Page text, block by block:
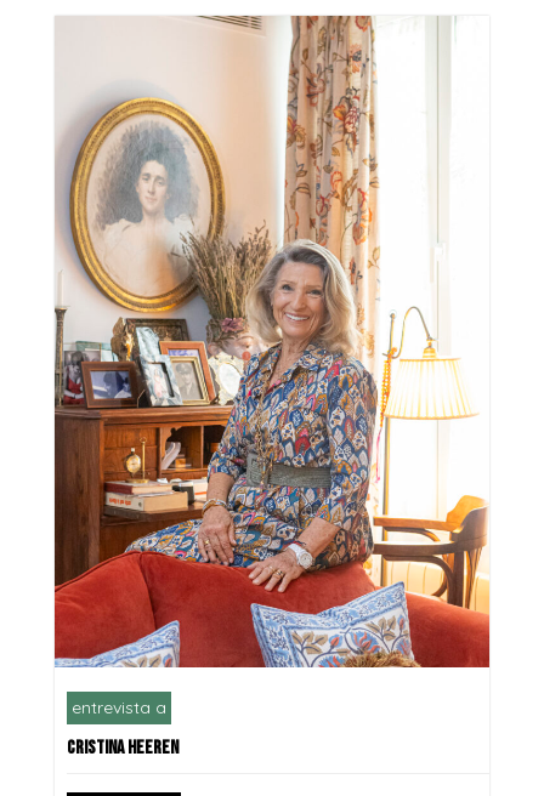
entrevista a
CRISTINA HEEREN